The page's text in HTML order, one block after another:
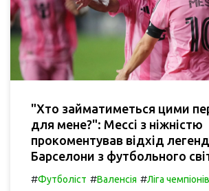
"Хто займатиметься цими
для мене?": Мессі з ніжністю
прокоментував відхід
Барселони з футбольного
#Футболіст #Валенсія #Ліга